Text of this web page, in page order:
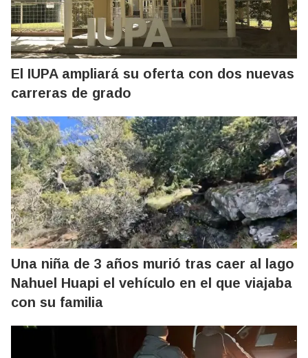
El IUPA ampliará su oferta con dos nuevas
carreras de grado
Una niña de 3 años murió tras caer al lago
Nahuel Huapi el vehículo en el que viajaba
con su familia